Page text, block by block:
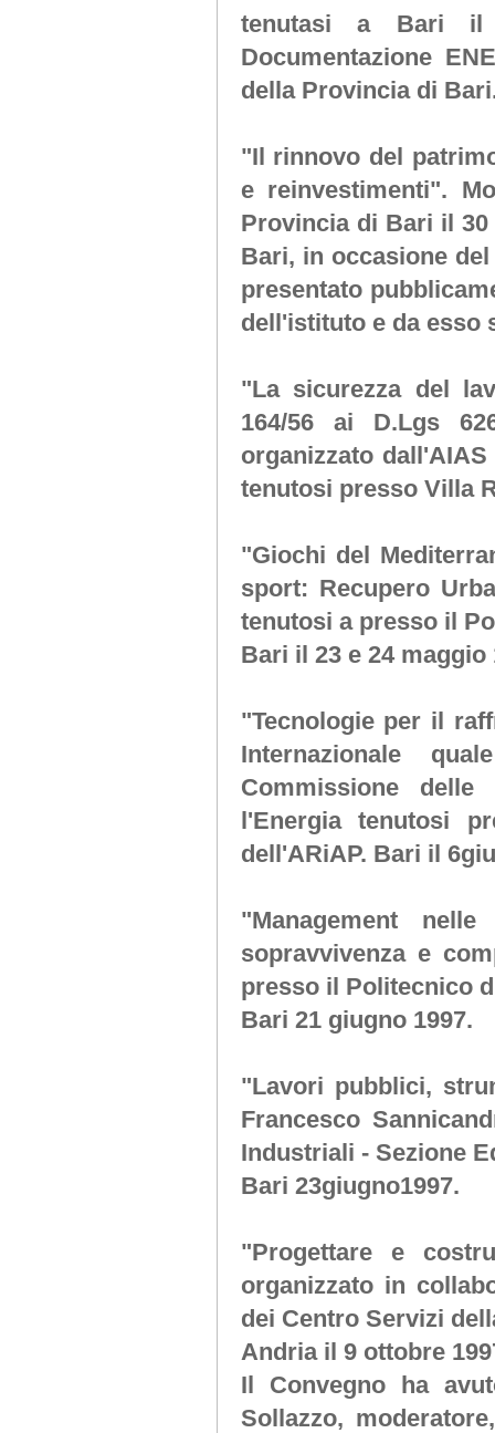
tenutasi a Bari il
Documentazione
della Provincia di
"Il rinnovo del
e reinvestimenti".
Provincia di Bari il
Bari, in occasione
presentato
dell'istituto e da esso
"La sicurezza del
164/56 ai D.Lgs
organizzato
tenutosi presso Villa
"Giochi del
sport: Recupero
tenutosi a presso il
Bari il 23 e 24 maggio
"Tecnologie per il
Internazionale
Commissione
l'Energia tenutosi
dell'ARiAP. Bari il
"Management
sopravvivenza e
presso il Politecnico
Bari 21 giugno 1997.
"Lavori pubblici,
Francesco
Industriali - Sezione
Bari 23giugno1997.
"Progettare e
organizzato in
dei Centro Servizi
Andria il 9 ottobre
Il Convegno ha
Sollazzo,